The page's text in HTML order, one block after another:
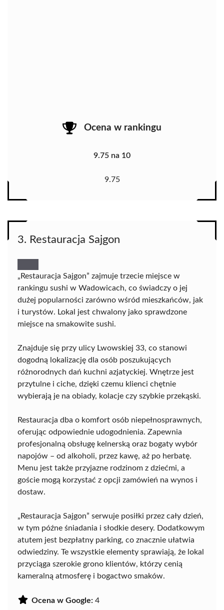
Ocena w rankingu
9.75 na 10
9.75
3. Restauracja Sajgon
„Restauracja Sajgon” zajmuje trzecie miejsce w
rankingu sushi w Wadowicach, co świadczy o jej
dużej popularności zarówno wśród mieszkańców, jak
i turystów. Lokal jest chwalony jako sprawdzone
miejsce na smakowite sushi.
Znajduje się przy ulicy Lwowskiej 33, co stanowi
dogodną lokalizację dla osób poszukujących
różnorodnych dań kuchni azjatyckiej. Wnętrze jest
przytulne i ciche, dzięki czemu klienci chętnie
wybierają je na obiady, kolacje czy szybkie przekąski.
Restauracja dba o komfort osób niepełnosprawnych,
oferując odpowiednie udogodnienia. Zapewnia
profesjonalną obsługę kelnerską oraz bogaty wybór
napojów – od alkoholi, przez kawę, aż po herbatę.
Menu jest także przyjazne rodzinom z dziećmi, a
goście mogą korzystać z opcji zamówień na wynos i
dostaw.
„Restauracja Sajgon” serwuje posiłki przez cały dzień,
w tym późne śniadania i słodkie desery. Dodatkowym
atutem jest bezpłatny parking, co znacznie ułatwia
odwiedziny. Te wszystkie elementy sprawiają, że lokal
przyciąga szerokie grono klientów, którzy cenią
kameralną atmosferę i bogactwo smaków.
Ocena w Google: 4